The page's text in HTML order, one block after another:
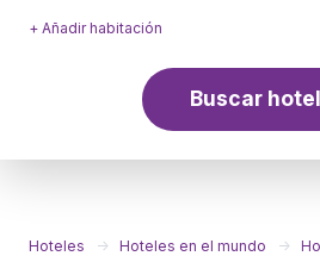
+ Añadir habitación
Buscar
Hoteles Hoteles en el mundo